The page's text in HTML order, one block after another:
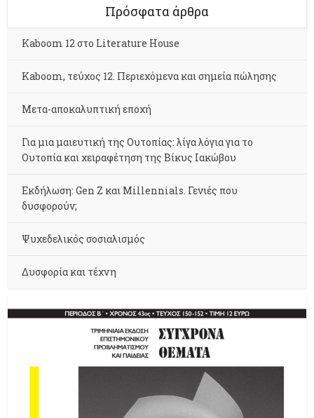
Πρόσφατα άρθρα
Kaboom 12 στο Literature House
Kaboom, τεύχος 12. Περιεχόμενα και σημεία πώλησης
Μετα-αποκαλυπτική εποχή
Για μια μαιευτική της Ουτοπίας: λίγα λόγια για το
Ουτοπία και χειραφέτηση της Βίκυς Ιακώβου
Εκδήλωση: Gen Z και Millennials. Γενιές που
δυσφορούν;
Ψυχεδελικός σοσιαλισμός
Δυσφορία και τέχνη